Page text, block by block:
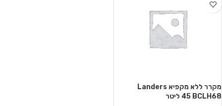
מקרר ללא מקפיא Landers
BCLH68 ‏45 ‏ליטר